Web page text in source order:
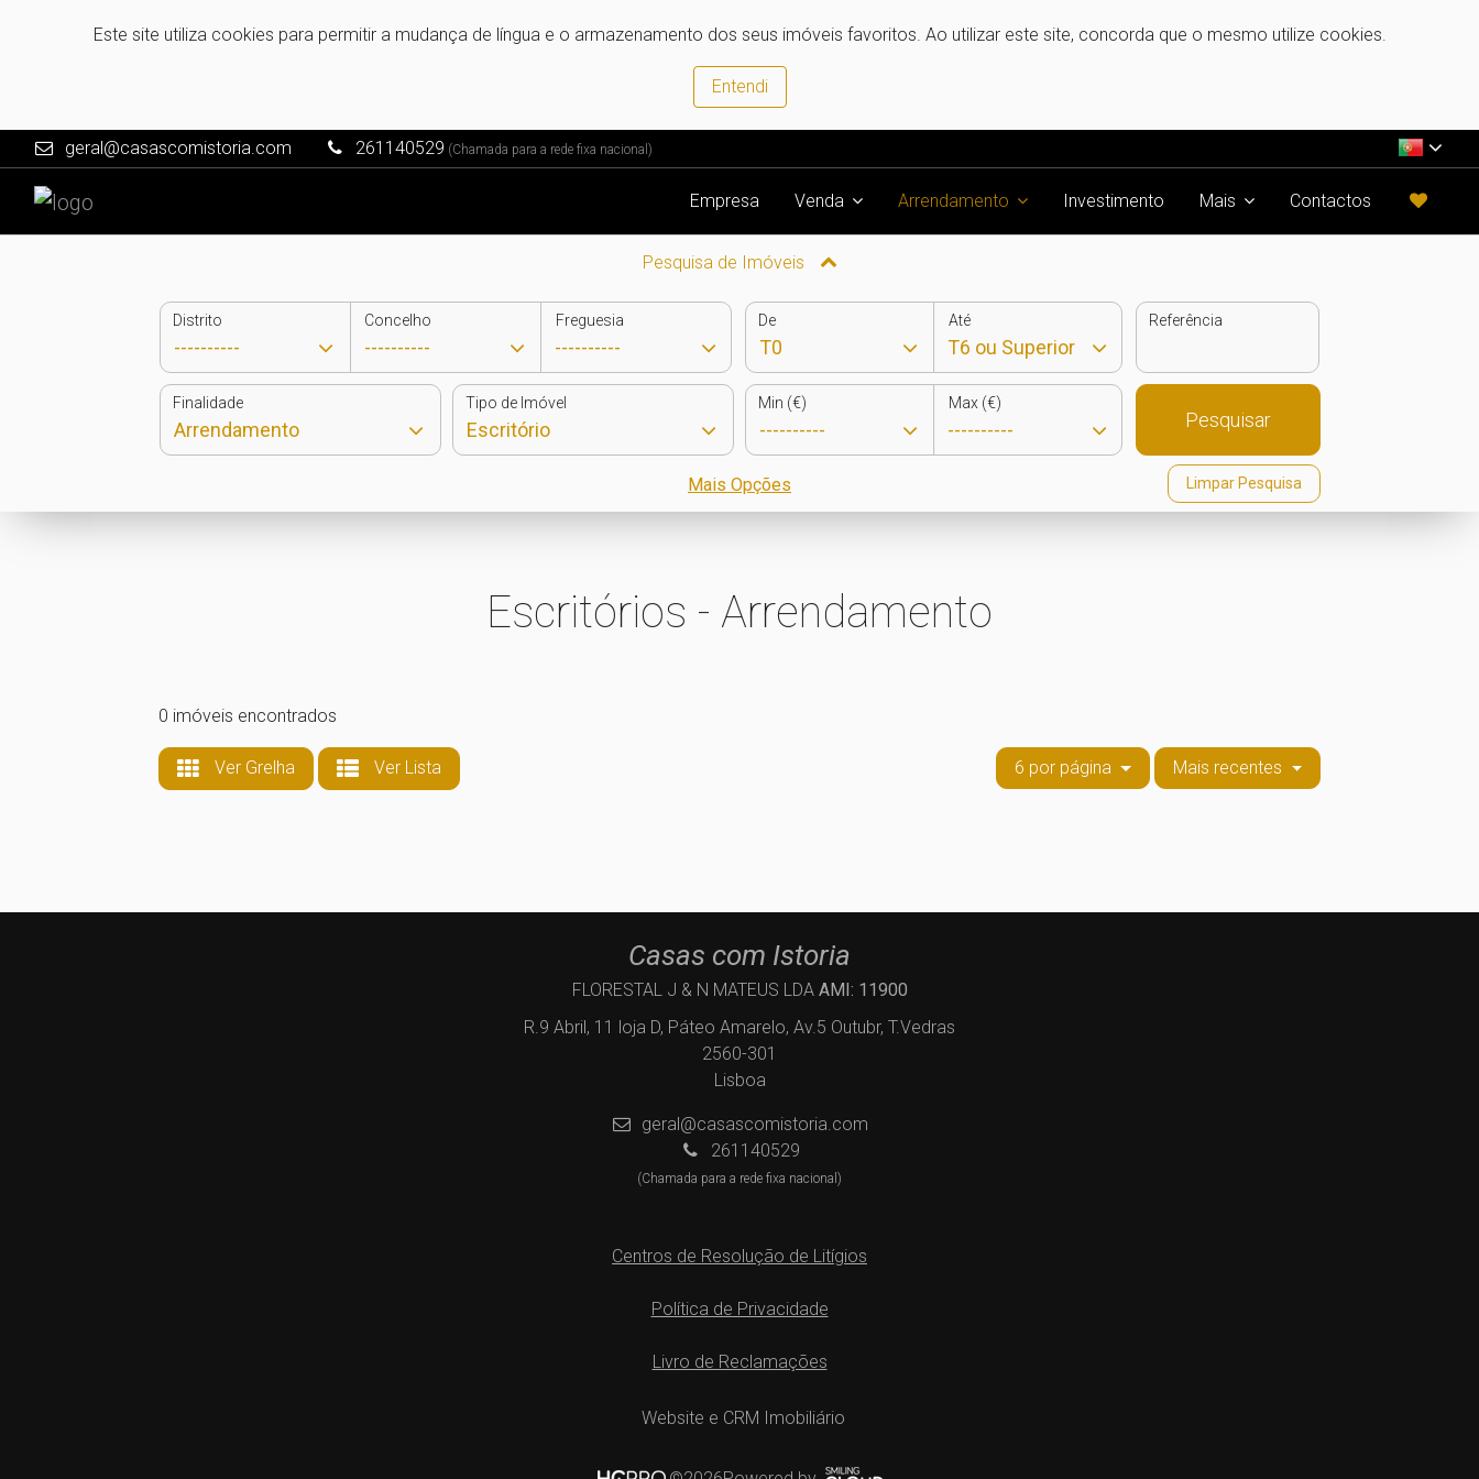
Este site utiliza cookies para permitir a mudança de língua e o armazenamento dos seus imóveis favoritos. Ao utilizar este site, concorda que o mesmo utilize cookies.
Entendi
geral@casascomistoria.com 261140529 (Chamada para a rede fixa nacional)
Empresa Venda Arrendamento Investimento Mais Contactos
Pesquisa de Imóveis
Distrito Concelho Freguesia De Até Referência
Finalidade Tipo de Imóvel Min (€) Max (€)
Pesquisar
Mais Opções Limpar Pesquisa
Escritórios - Arrendamento
0 imóveis encontrados
Ver Grelha Ver Lista 6 por página Mais recentes
Casas com Istoria
FLORESTAL J & N MATEUS LDA AMI: 11900
R.9 Abril, 11 loja D, Páteo Amarelo, Av.5 Outubr, T.Vedras
2560-301
Lisboa
geral@casascomistoria.com
261140529
(Chamada para a rede fixa nacional)
Centros de Resolução de Litígios
Política de Privacidade
Livro de Reclamações
Website e CRM Imobiliário